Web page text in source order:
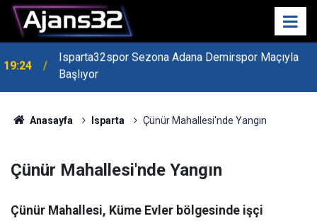
19:22 Isparta Kredi Batağında
Anasayfa Isparta Çünür Mahallesi'nde Yangın
Çünür Mahallesi'nde Yangın
Çünür Mahallesi, Küme Evler bölgesinde işçi